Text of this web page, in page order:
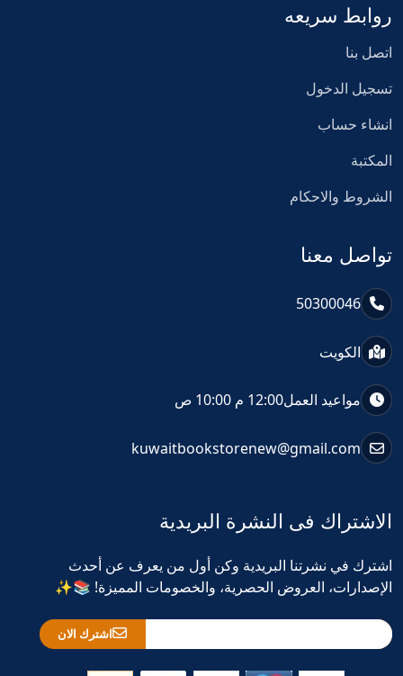
روابط سريعه
اتصل بنا
تسجيل الدخول
انشاء حساب
المكتبة
الشروط والاحكام
تواصل معنا
50300046
الكويت
مواعيد العمل12:00 م 10:00 ص
kuwaitbookstorenew@gmail.com
الاشتراك فى النشرة البريدية
اشترك في نشرتنا البريدية وكن أول من يعرف عن أحدث
الإصدارات، العروض الحصرية، والخصومات المميزة! 📚✨
اشترك الان